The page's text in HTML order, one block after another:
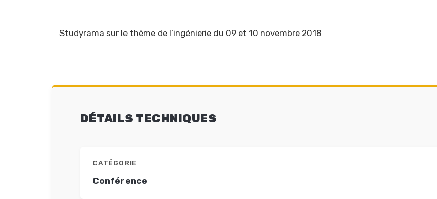
Studyrama sur le thème de l’ingénierie du 09 et 10 novembre 2018
DÉTAILS TECHNIQUES
CATÉGORIE
Conférence